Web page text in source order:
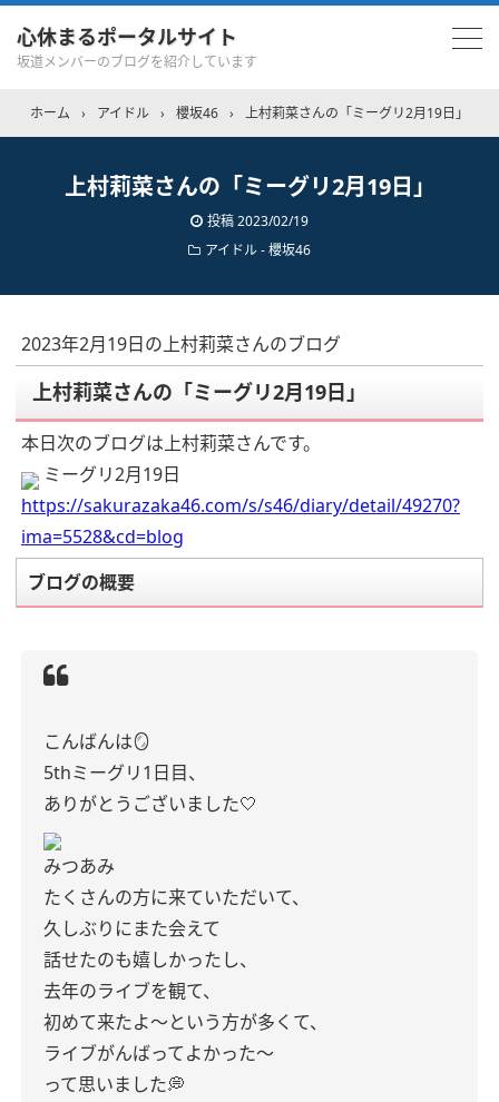
心休まるポータルサイト
坂道メンバーのブログを紹介しています
ホーム › アイドル › 櫻坂46 › 上村莉菜さんの「ミーグリ2月19日」
上村莉菜さんの「ミーグリ2月19日」
投稿2023/02/19
アイドル - 櫻坂46
2023年2月19日の上村莉菜さんのブログ
上村莉菜さんの「ミーグリ2月19日」
本日次のブログは上村莉菜さんです。
ミーグリ2月19日
https://sakurazaka46.com/s/s46/diary/detail/49270?
ima=5528&cd=blog
ブログの概要
こんばんは🪞
5thミーグリ1日目、
ありがとうございました🤍
みつあみ
たくさんの方に来ていただいて、
久しぶりにまた会えて
話せたのも嬉しかったし、
去年のライブを観て、
初めて来たよ〜という方が多くて、
ライブがんばってよかった〜
って思いました💭